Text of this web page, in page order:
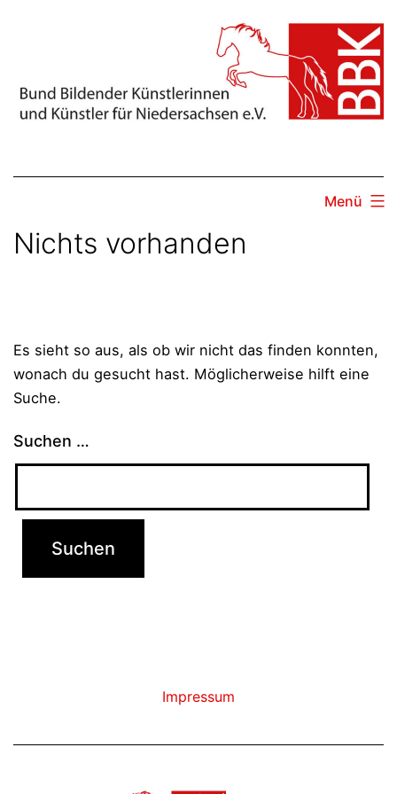
Menü
Nichts vorhanden
Es sieht so aus, als ob wir nicht das finden konnten,
wonach du gesucht hast. Möglicherweise hilft eine
Suche.
Suchen …
Impressum